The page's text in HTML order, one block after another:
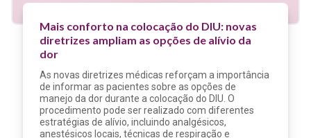
Mais conforto na colocação do DIU: novas
diretrizes ampliam as opções de alívio da
dor
As novas diretrizes médicas reforçam a importância
de informar as pacientes sobre as opções de
manejo da dor durante a colocação do DIU. O
procedimento pode ser realizado com diferentes
estratégias de alívio, incluindo analgésicos,
anestésicos locais, técnicas de respiração e